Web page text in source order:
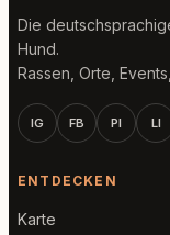
Die
Hund.
Rassen, Orte,
IG FB PI LI
ENTDECKEN
Karte